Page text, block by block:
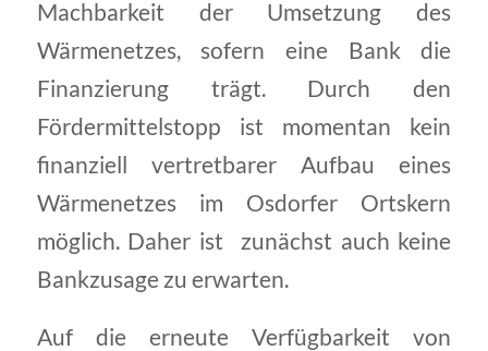
Machbarkeit der Umsetzung des
Wärmenetzes, sofern eine Bank die
Finanzierung trägt. Durch den
Fördermittelstopp ist momentan kein
finanziell vertretbarer Aufbau eines
Wärmenetzes im Osdorfer Ortskern
möglich. Daher ist zunächst auch keine
Bankzusage zu erwarten.
Auf die erneute Verfügbarkeit von